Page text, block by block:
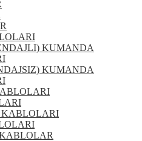
KUMANDA
KUMANDA
KABLOLARI